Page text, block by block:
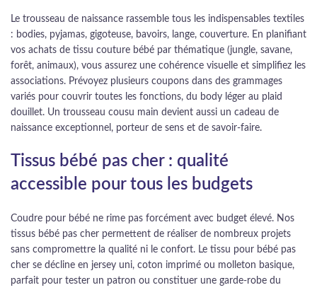
Le trousseau de naissance rassemble tous les indispensables textiles
: bodies, pyjamas, gigoteuse, bavoirs, lange, couverture. En planifiant
vos achats de tissu couture bébé par thématique (jungle, savane,
forêt, animaux), vous assurez une cohérence visuelle et simplifiez les
associations. Prévoyez plusieurs coupons dans des grammages
variés pour couvrir toutes les fonctions, du body léger au plaid
douillet. Un trousseau cousu main devient aussi un cadeau de
naissance exceptionnel, porteur de sens et de savoir-faire.
Tissus bébé pas cher : qualité
accessible pour tous les budgets
Coudre pour bébé ne rime pas forcément avec budget élevé. Nos
tissus bébé pas cher permettent de réaliser de nombreux projets
sans compromettre la qualité ni le confort. Le tissu pour bébé pas
cher se décline en jersey uni, coton imprimé ou molleton basique,
parfait pour tester un patron ou constituer une garde-robe du